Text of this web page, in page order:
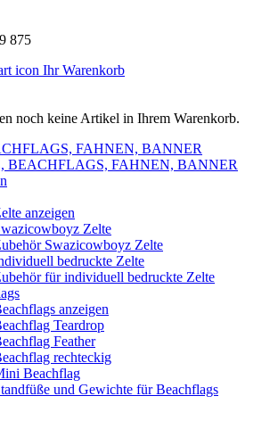
875
Ihr Warenkorb
noch keine Artikel in Ihrem Warenkorb.
FAHNEN, BANNER
BEACHFLAGS, FAHNEN, BANNER
anzeigen
Zelte
Swazicowboyz Zelte
bedruckte Zelte
für individuell bedruckte Zelte
anzeigen
Teardrop
Feather
rechteckig
Beachflag
und Gewichte für Beachflags